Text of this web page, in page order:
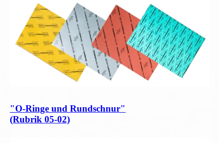
"O-Ringe und Rundschnur"
(Rubrik 05-02)